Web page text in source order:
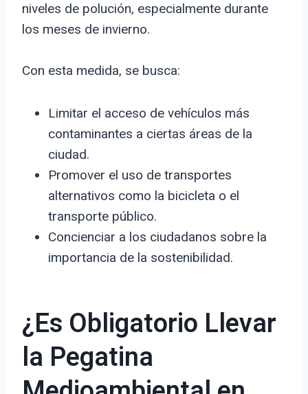
niveles de polución, especialmente durante
los meses de invierno.
Con esta medida, se busca:
Limitar el acceso de vehículos más
contaminantes a ciertas áreas de la
ciudad.
Promover el uso de transportes
alternativos como la bicicleta o el
transporte público.
Concienciar a los ciudadanos sobre la
importancia de la sostenibilidad.
¿Es Obligatorio Llevar
la Pegatina